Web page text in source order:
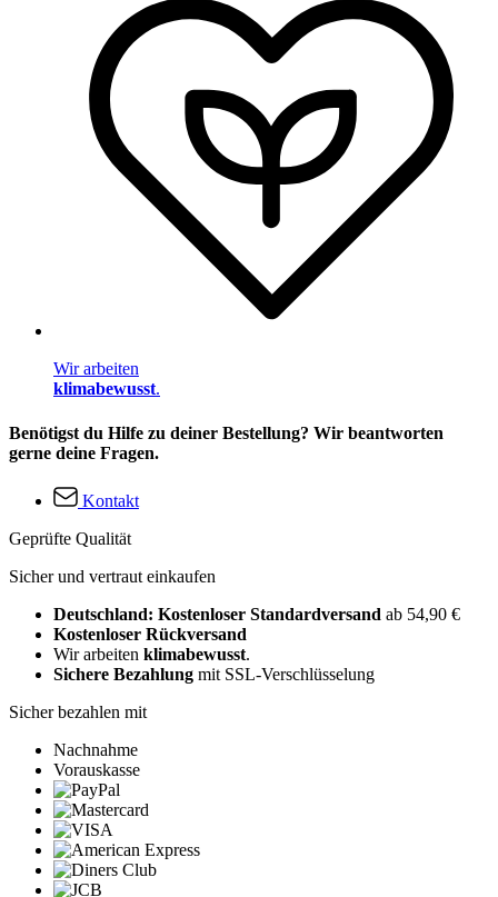
Wir arbeiten
klimabewusst.
Benötigst du Hilfe zu deiner Bestellung? Wir beantworten
gerne deine Fragen.
Kontakt
Geprüfte Qualität
Sicher und vertraut einkaufen
Deutschland: Kostenloser Standardversand ab 54,90 €
Kostenloser Rückversand
Wir arbeiten klimabewusst.
Sichere Bezahlung mit SSL-Verschlüsselung
Sicher bezahlen mit
Nachnahme
Vorauskasse